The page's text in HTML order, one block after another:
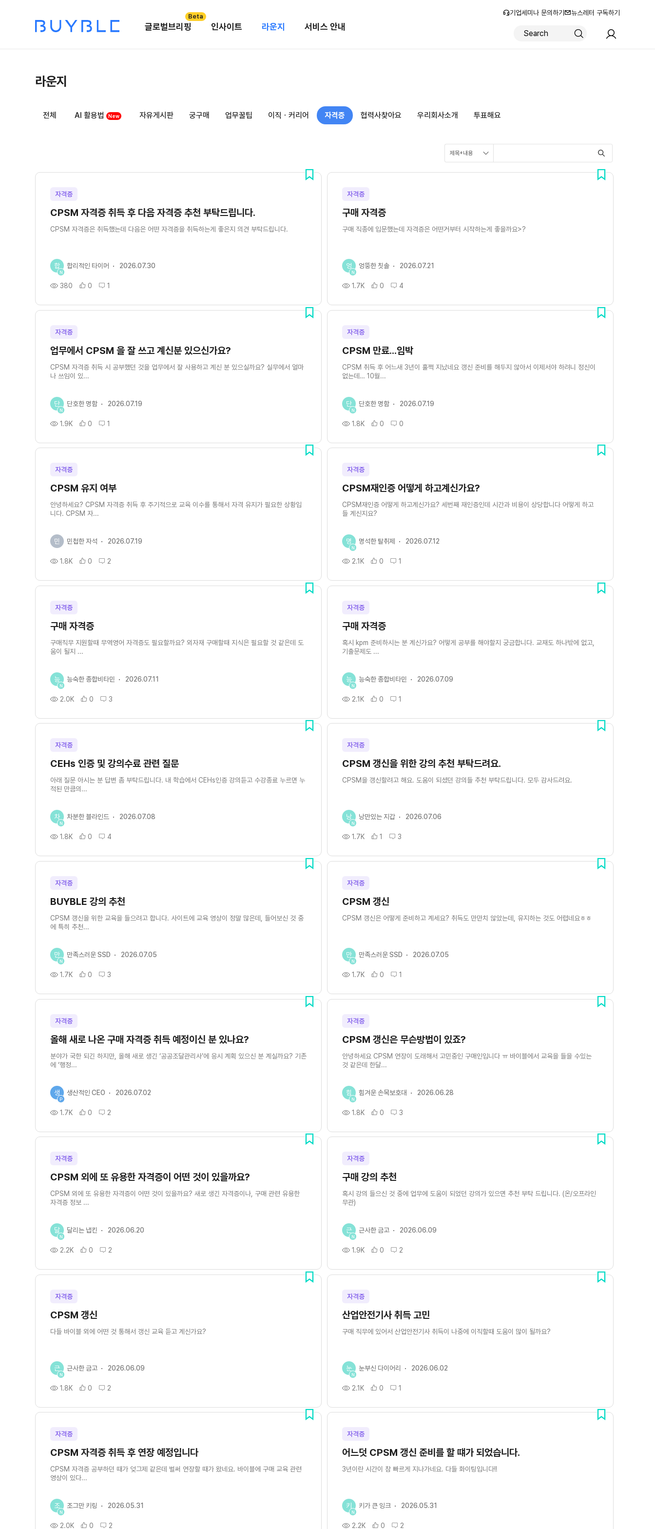
기업세미나 문의하기 뉴스레터 구독하기
글로벌브리핑
Beta
인사이트 라운지 서비스 안내
라운지
전체 AI 활용법 New 자유게시판 궁구매 업무꿀팁 이직ㆍ커리어 자격증 협력사찾아요 우리회사소개 투표해요
자격증
CPSM 자격증 취득 후 다음 자격증 추천 부탁드립니다.
CPSM 자격증은 취득했는데 다음은 어떤 자격증을 취득하는게 좋은지 의견 부탁드립니다.
합
N
합리적인 타이머 2026.07.30
380 0 1
자격증
구매 자격증
구매 직종에 입문했는데 자격증은 어떤거부터 시작하는게 좋을까요>?
엉
N
엉뚱한 칫솔 2026.07.21
1.7K 0 4
자격증
업무에서 CPSM 을 잘 쓰고 계신분 있으신가요?
CPSM 자격증 취득 시 공부했던 것을 업무에서 잘 사용하고 계신 분 있으실까요? 실무에서 얼마
나 쓰임이 있...
단
N
단호한 명함 2026.07.19
1.9K 0 1
자격증
CPSM 만료...임박
CPSM 취득 후 어느새 3년이 훌쩍 지났네요 갱신 준비를 해두지 않아서 이제서야 하려니 정신이
없는데… 10월...
단
N
단호한 명함 2026.07.19
1.8K 0 0
자격증
CPSM 유지 여부
안녕하세요? CPSM 자격증 취득 후 주기적으로 교육 이수를 통해서 자격 유지가 필요한 상황입
니다. CPSM 자...
민 민첩한 자석 2026.07.19
1.8K 0 2
자격증
CPSM재인증 어떻게 하고계신가요?
CPSM재인증 어떻게 하고계신가요? 세번째 재인증인데 시간과 비용이 상당합니다 어떻게 하고
들 계신지요?
명
N
명석한 탈취제 2026.07.12
2.1K 0 1
자격증
구매 자격증
구매직무 지원할때 무역영어 자격증도 필요할까요? 외자재 구매할때 지식은 필요할 것 같은데 도
움이 될지 ...
능
N
능숙한 종합비타민 2026.07.11
2.0K 0 3
자격증
구매 자격증
혹시 kpm 준비하시는 분 계신가요? 어떻게 공부를 해야할지 궁금합니다. 교재도 하나밖에 없고,
기출문제도 ...
능
N
능숙한 종합비타민 2026.07.09
2.1K 0 1
자격증
CEHs 인증 및 강의수료 관련 질문
아래 질문 아시는 분 답변 좀 부탁드립니다. 내 학습에서 CEHs인증 강의듣고 수강종료 누르면 누
적된 만큼의...
차
N
차분한 블라인드 2026.07.08
1.8K 0 4
자격증
CPSM 갱신을 위한 강의 추천 부탁드려요.
CPSM을 갱신할려고 해요. 도움이 되셨던 강의들 추천 부탁드립니다. 모두 감사드려요.
낭
N
낭만있는 지갑 2026.07.06
1.7K 1 3
자격증
BUYBLE 강의 추천
CPSM 갱신을 위한 교육을 들으려고 합니다. 사이트에 교육 영상이 정말 많은데, 들어보신 것 중
에 특히 추천...
만
N
만족스러운 SSD 2026.07.05
1.7K 0 3
자격증
CPSM 갱신
CPSM 갱신은 어떻게 준비하고 계세요? 취득도 만만치 않았는데, 유지하는 것도 어렵네요ㅎㅎ
만
N
만족스러운 SSD 2026.07.05
1.7K 0 1
자격증
올해 새로 나온 구매 자격증 취득 예정이신 분 있나요?
분야가 국한 되긴 하지만, 올해 새로 생긴 ‘공공조달관리사’에 응시 계획 있으신 분 계실까요? 기존
에 ‘행정...
생
P
생산적인 CEO 2026.07.02
1.7K 0 2
자격증
CPSM 갱신은 무슨방법이 있죠?
안녕하세요 CPSM 연장이 도래해서 고민중인 구매인입니다 ㅠ 바이블에서 교육을 들을 수있는
것 같은데 한달...
힘
N
힘겨운 손목보호대 2026.06.28
1.8K 0 3
자격증
CPSM 외에 또 유용한 자격증이 어떤 것이 있을까요?
CPSM 외에 또 유용한 자격증이 어떤 것이 있을까요? 새로 생긴 자격증이나, 구매 관련 유용한
자격증 정보 ...
달
N
달리는 냅킨 2026.06.20
2.2K 0 2
자격증
구매 강의 추천
혹시 강의 들으신 것 중에 업무에 도움이 되었던 강의가 있으면 추천 부탁 드립니다. (온/오프라인
무관)
근
N
근사한 금고 2026.06.09
1.9K 0 2
자격증
CPSM 갱신
다들 바이블 외에 어떤 것 통해서 갱신 교육 듣고 계신가요?
근
N
근사한 금고 2026.06.09
1.8K 0 2
자격증
산업안전기사 취득 고민
구매 직무에 있어서 산업안전기사 취득이 나중에 이직할때 도움이 많이 될까요?
눈
N
눈부신 다이어리 2026.06.02
2.1K 0 1
자격증
CPSM 자격증 취득 후 연장 예정입니다
CPSM 자격증 공부하던 때가 엊그제 같은데 벌써 연장할 때가 왔네요. 바이블에 구매 교육 관련
영상이 있다...
조
N
조그만 키링 2026.05.31
2.0K 0 2
자격증
어느덧 CPSM 갱신 준비를 할 떄가 되었습니다.
3년이란 시간이 참 빠르게 지나가네요. 다들 화이팅입니다!!
키
N
키가 큰 잉크 2026.05.31
2.2K 0 2